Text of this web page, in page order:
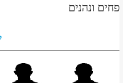
פחים ונהנים